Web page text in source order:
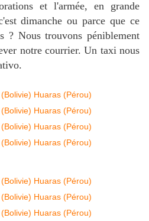
et l'armée, en grande
dimanche ou parce que ce
? Nous trouvons péniblement
notre courrier. Un taxi nous